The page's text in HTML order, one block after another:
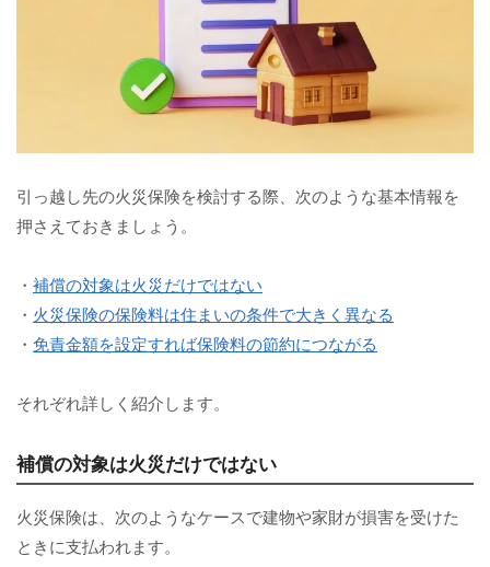
引っ越し先の火災保険を検討する際、次のような基本情報を
押さえておきましょう。
・ 補償の対象は火災だけではない
・ 火災保険の保険料は住まいの条件で大きく異なる
・ 免責金額を設定すれば保険料の節約につながる
それぞれ詳しく紹介します。
補償の対象は火災だけではない
火災保険は、次のようなケースで建物や家財が損害を受けた
ときに支払われます。